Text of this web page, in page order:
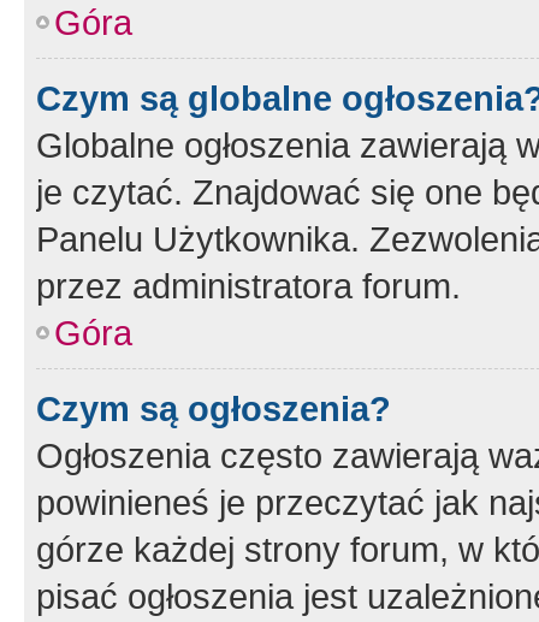
Góra
Czym są globalne
Globalne ogłoszenia zawierają
je czytać. Znajdować się one
Panelu Użytkownika.
przez administratora forum.
Góra
Czym są ogłoszenia?
Ogłoszenia często zawierają
powinieneś je przeczytać jak
górze każdej strony forum, w
pisać ogłoszenia jest